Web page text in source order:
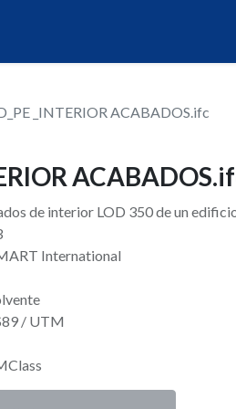
_INTERIOR ACABADOS.ifc
de interior LOD 350 de un
International
/ UTM